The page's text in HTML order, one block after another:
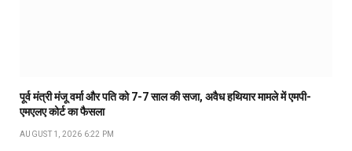
पूर्व मंत्री मंजू वर्मा और पति को 7-7 साल की सजा, अवैध हथियार मामले में एमपी-
एमएलए कोर्ट का फैसला
AUGUST 1, 2026 6:22 PM